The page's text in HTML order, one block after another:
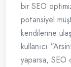
bir SEO
potansiyel
kendilerine
kullanıcı
yaparsa, SEO